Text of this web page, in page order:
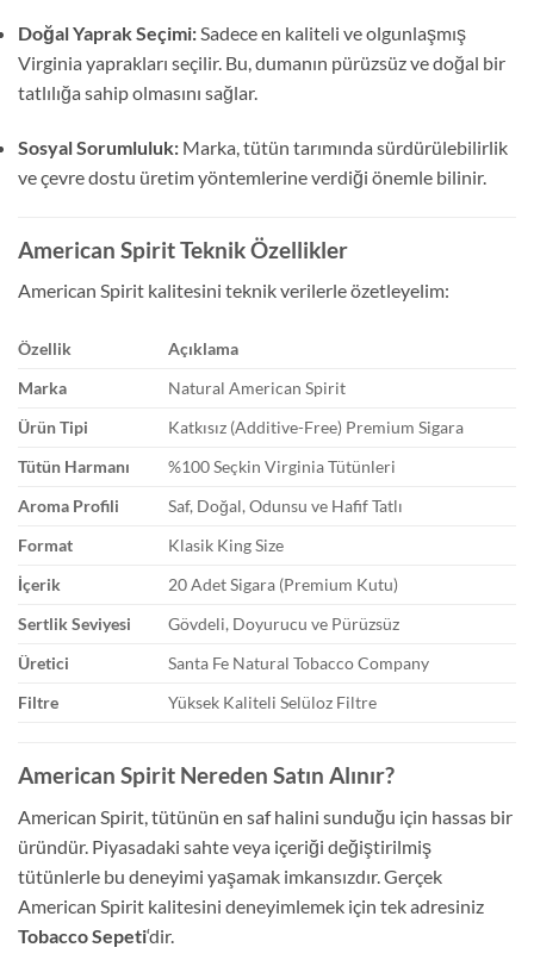
Doğal Yaprak Seçimi:Sadece en kaliteli ve olgunlaşmış
Virginia yaprakları seçilir. Bu, dumanın pürüzsüz ve doğal bir
tatlılığa sahip olmasını sağlar.
Sosyal Sorumluluk: Marka, tütün tarımında sürdürülebilirlik
ve çevre dostu üretim yöntemlerine verdiği önemle bilinir.
American Spirit Teknik Özellikler
American Spirit kalitesini teknik verilerle özetleyelim:
Özellik
Açıklama
Marka
Natural American Spirit
Ürün Tipi
Katkısız (Additive-Free) Premium Sigara
Tütün Harmanı
%100 Seçkin Virginia Tütünleri
Aroma Profili
Saf, Doğal, Odunsu ve Hafif Tatlı
Format
Klasik King Size
İçerik
20 Adet Sigara (Premium Kutu)
Sertlik Seviyesi
Gövdeli, Doyurucu ve Pürüzsüz
Üretici
Santa Fe Natural Tobacco Company
Filtre
Yüksek Kaliteli Selüloz Filtre
American Spirit Nereden Satın Alınır?
American Spirit, tütünün en saf halini sunduğu için hassas bir
üründür. Piyasadaki sahte veya içeriği değiştirilmiş
tütünlerle bu deneyimi yaşamak imkansızdır. Gerçek
American Spirit kalitesini deneyimlemek için tek adresiniz
Tobacco Sepeti‘dir.